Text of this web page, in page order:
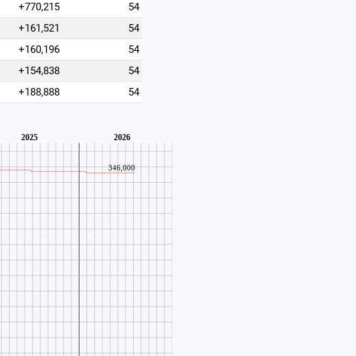
+770,215
54
+161,521
54
+160,196
54
+154,838
54
+188,888 54